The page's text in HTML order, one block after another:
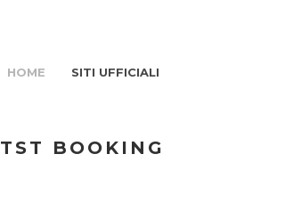
HOME SITI UFFICIALI
TST BOOKING